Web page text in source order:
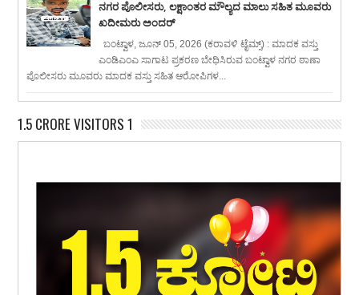
ನಗರ ಪೊಲೀಸರು, ಲಕ್ಷಾಂತರ ಮೌಲ್ಯದ ಮಾಲು ಸಹಿತ ಮೂವರು
ಖದೀಮರು ಅಂದರ್
ಬಂಟ್ವಾಳ, ಜೂನ್ 05, 2026 (ಕರಾವಳಿ ಟೈಮ್ಸ್) : ಮಾದಕ ವಸ್ತು
ಎಂಡಿಎಂಎ ಸಾಗಾಟ ಪ್ರಕರಣ ಬೇಧಿಸಿರುವ ಬಂಟ್ವಾಳ ನಗರ ಠಾಣಾ
ಪೊಲೀಸರು ಮೂವರು ಮಾದಕ ವಸ್ತು ಸಹಿತ ಆರೋಪಿಗಳ...
1.5 CRORE VISITORS 1